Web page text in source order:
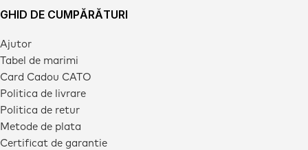
GHID DE CUMPĂRĂTURI
Ajutor
Tabel de marimi
Card Cadou CATO
Politica de livrare
Politica de retur
Metode de plata
Certificat de garantie